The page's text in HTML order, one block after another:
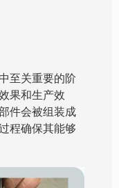
至关重要的阶
果和生产效
件会被组装成
程确保其能够